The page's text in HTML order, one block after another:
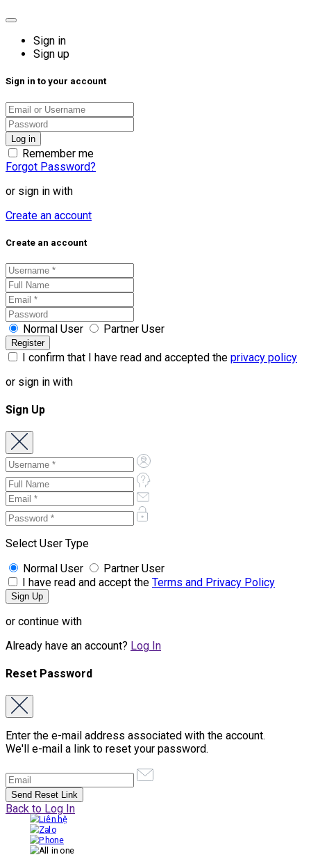
Sign in
Sign up
Sign in to your account
Remember me
Forgot Password?
or sign in with
Create an account
Create an account
Normal User Partner User
I confirm that I have read and accepted the privacy policy
or sign in with
Sign Up
Select User Type
Normal User
Partner User
I have read and accept the Terms and Privacy Policy
or continue with
Already have an account? Log In
Reset Password
Enter the e-mail address associated with the account.
We'll e-mail a link to reset your password.
Back to Log In